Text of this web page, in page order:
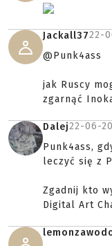
Jackall3722-
@Punk4ass
jak Ruscy
zgarnąć
Dalej22-06-
Punk4ass,
leczyć się z
Zgadnij kto
Digital Art